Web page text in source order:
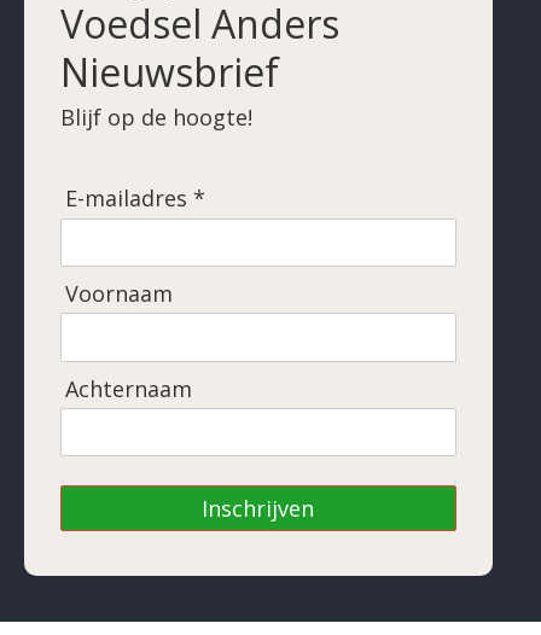
Voedsel Anders
Nieuwsbrief
Blijf op de hoogte!
E-mailadres *
Voornaam
Achternaam
Inschrijven